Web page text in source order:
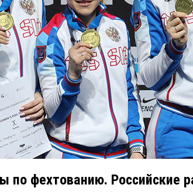
по фехтованию. Российские